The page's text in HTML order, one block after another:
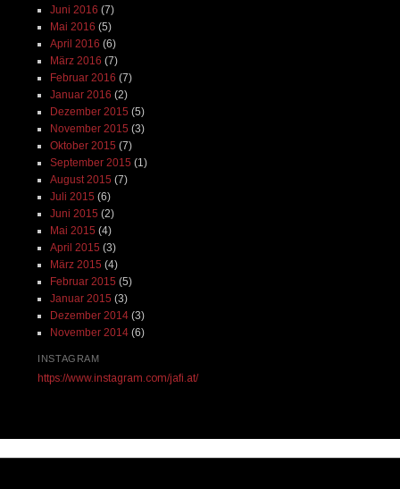
Juni 2016 (7)
Mai 2016 (5)
April 2016 (6)
März 2016 (7)
Februar 2016 (7)
Januar 2016 (2)
Dezember 2015 (5)
November 2015 (3)
Oktober 2015 (7)
September 2015 (1)
August 2015 (7)
Juli 2015 (6)
Juni 2015 (2)
Mai 2015 (4)
April 2015 (3)
März 2015 (4)
Februar 2015 (5)
Januar 2015 (3)
Dezember 2014(3)
November 2014(6)
INSTAGRAM
https://www.instagram.com/jafi.at/